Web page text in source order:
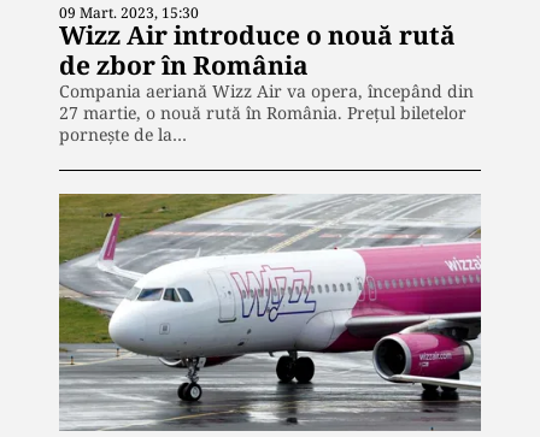
09 Mart. 2023, 15:30
Wizz Air introduce o nouă rută
de zbor în România
Compania aeriană Wizz Air va opera, începând din
27 martie, o nouă rută în România. Prețul biletelor
pornește de la…